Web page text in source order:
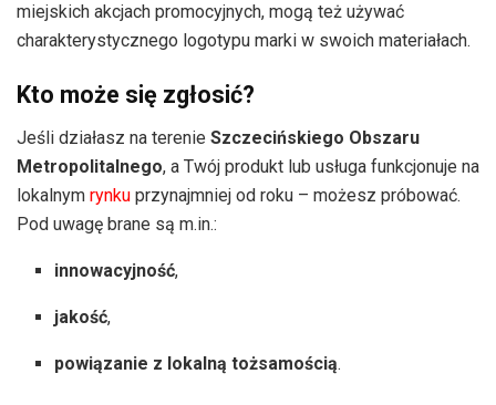
miejskich akcjach promocyjnych, mogą też używać
charakterystycznego logotypu marki w swoich materiałach.
Kto może się zgłosić?
Jeśli działasz na terenie Szczecińskiego Obszaru
Metropolitalnego, a Twój produkt lub usługa funkcjonuje na
lokalnym rynku przynajmniej od roku – możesz próbować.
Pod uwagę brane są m.in.:
innowacyjność,
jakość,
powiązanie z lokalną tożsamością.